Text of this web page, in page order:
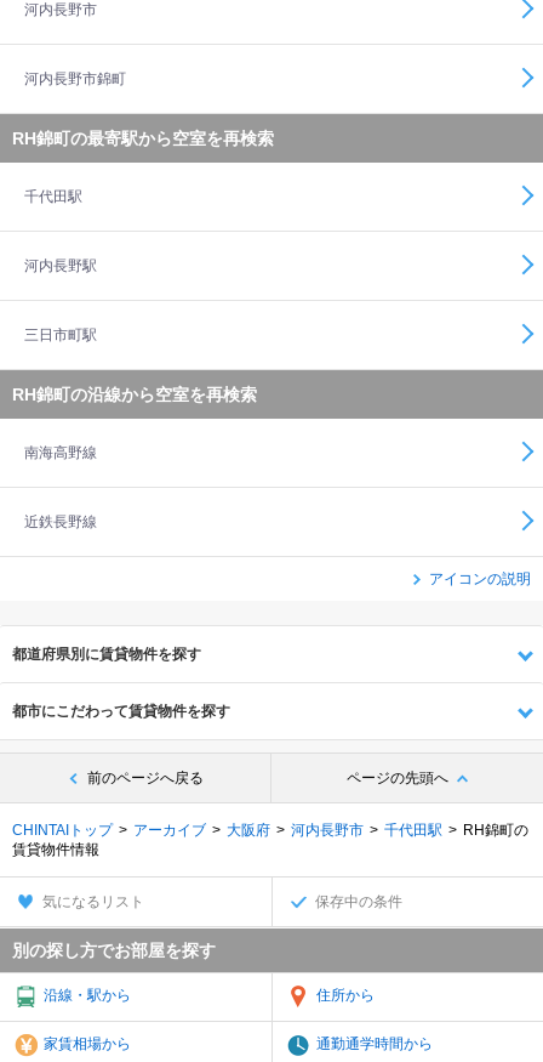
河内長野市
河内長野市錦町
RH錦町の最寄駅から空室を再検索
千代田駅
河内長野駅
三日市町駅
RH錦町の沿線から空室を再検索
南海高野線
近鉄長野線
アイコンの説明
都道府県別に賃貸物件を探す
都市にこだわって賃貸物件を探す
前のページへ戻る ページの先頭へ
CHINTAIトップ アーカイブ 大阪府 河内長野市 千代田駅
RH錦町の
賃貸物件情報
気になるリスト 保存中の条件
別の探し方でお部屋を探す
沿線・駅から 住所から
家賃相場から 通勤通学時間から